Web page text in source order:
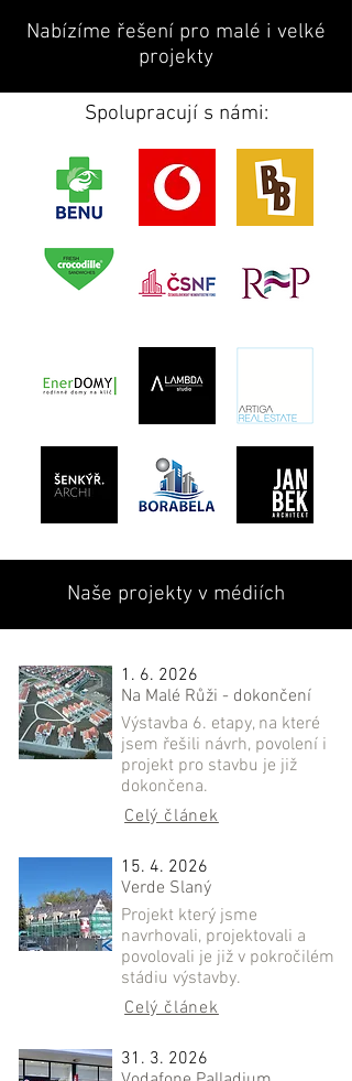
Nabízíme řešení pro malé i velké
projekty
Spolupracují s námi:
Naše projekty v médiích
1. 6. 2026
Na Malé Růži - dokončení
Výstavba 6. etapy, na které
jsem řešili návrh, povolení i
projekt pro stavbu je již
dokončena.
Celý článek
15. 4. 2026
Verde Slaný
Projekt který jsme
navrhovali, projektovali a
povolovali je již v pokročilém
stádiu výstavby.
Celý článek
31. 3. 2026